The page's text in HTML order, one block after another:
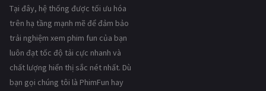
Tại đây, hệ thống được tối ưu hóa
trên hạ tầng mạnh mẽ để đảm bảo
trải nghiệm xem phim fun của bạn
luôn đạt tốc độ tải cực nhanh và
chất lượng hiển thị sắc nét nhất. Dù
bạn gọi chúng tôi là PhimFun hay